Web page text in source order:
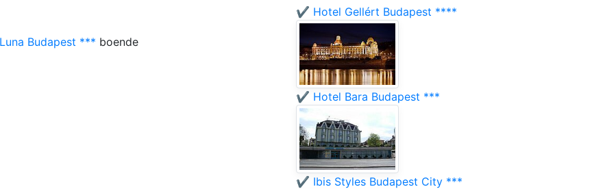
Budapest *** boende
✔️ Hotel Gellért Budapest ****
✔️ Hotel Bara Budapest ***
✔️ Ibis Styles Budapest City ***